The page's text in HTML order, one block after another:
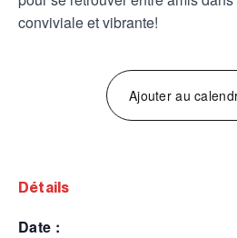
conviviale et vibrante!
Ajouter au
détails
date :